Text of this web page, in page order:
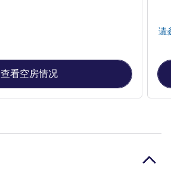
查看空房情况
请